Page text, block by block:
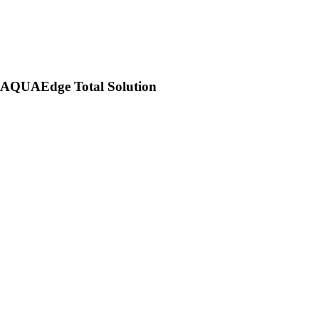
AQUAEdge Total Solution